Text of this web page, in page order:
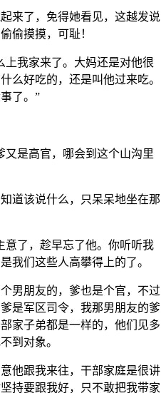
来了，免得她看见，这越发说
偷摸摸，可耻！
上我家来了。大妈还是对他很
么好吃的，还是叫他过来吃。
了。”
又是高官，哪会到这个山沟里
道该说什么，只呆呆地坐在那
意了，趁早忘了他。你听听我
我们这些人高攀得上的了。
男朋友的，爹也是个官，不过
是军区司令，我那男朋友的爹
家子弟都是一样的，他们见多
到对象。
他跟我来往，干部家庭是很讲
持要跟我好，只不敢把我带家